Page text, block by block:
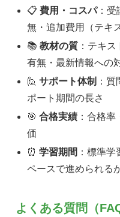
📋費用・コスパ：受
無・追加費用（テキ
📚教材の質 ：テキ
有無・最新情報への
🙋サポート体制 ：
ポート期間の長さ
🎯合格実績 ：合格
価
⏰学習期間 ：標準
ペースで進められる
よくある質問（